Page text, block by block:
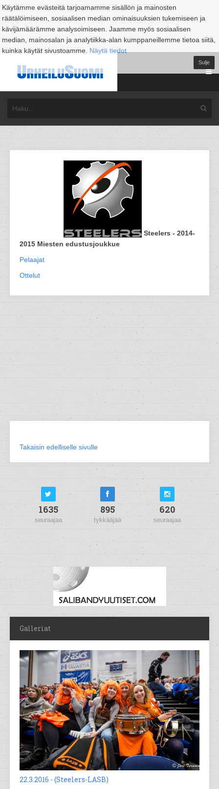
Käytämme evästeitä tarjoamamme sisällön ja mainosten
räätälöimiseen, sosiaalisen median ominaisuuksien tukemiseen ja
kävijämäärämme analysoimiseen. Jaamme myös sosiaalisen
median, mainosalan ja analytiikka-alan kumppaneillemme tietoa siitä,
kuinka käytät sivustoamme. Näytä tiedot
Sulje
Steelers - 2014-
2015 Miesten edustusjoukkue
Pelaajat
Ottelut
Takaisin edelliselle sivulle
1635
seuraajaa
895
tykkääjää
620
seuraajaa
Galleriat
22.3.2016 - (Steelers-LASB)